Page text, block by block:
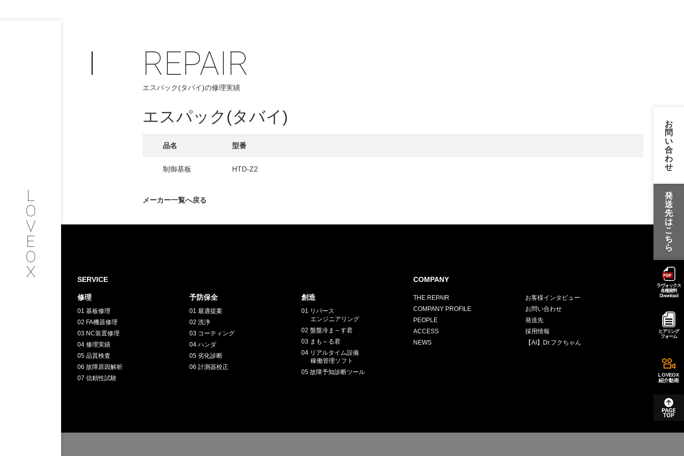
L
O
V
E
O
X
PHILOSOPHY
フィロソフィー
COMPANY
PROFILE
SERVICE
INTERVIEW
お客様インタビュー
RECRUIT
採用情報
CHALLENGE
お問い合わせ / 発送先
お
問
い
合
わ
せ
発
送
先
は
こ
ち
ら
ラヴォックス
各種資料
Download
ヒアリング
フォーム
LOVEOX
紹介動画
REPAIR
エスパック(タバイ)の修理実績
エスパック(タバイ)
品名 型番
制御基板 HTD-Z2
メーカー一覧へ戻る
SERVICE
修理
01 基板修理
02 FA機器修理
03 NC装置修理
04 修理実績
05 品質検査
06 故障原因解析
07 信頼性試験
予防保全
01 最適提案
02 洗浄
03 コーティング
04 ハンダ
05 劣化診断
06 計測器校正
創造
01 リバース
エンジニアリング
02 盤盤冷ま～す君
03 まも～る君
04 リアルタイム設備
稼働管理ソフト
05 故障予知診断ツール
COMPANY
THE REPAIR
COMPANY PROFILE
PEOPLE
ACCESS
NEWS
お客様インタビュー
お問い合わせ
発送先
採用情報
【AI】Dr.フクちゃん